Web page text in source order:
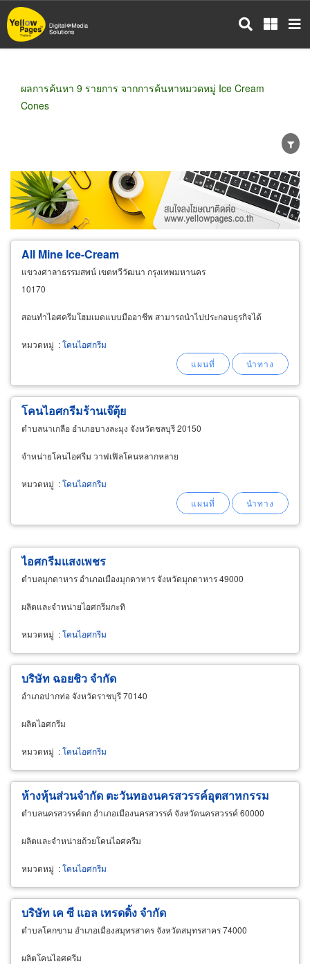
ข้าม
ไป
ผลการค้นหา 9 รายการ จากการค้นหาหมวดหมู่ Ice Cream
Cones
ขายส่ง ขายปลีก ผู้ผลิต
ตัวแทนจัดจำหน่าย
ผู้ส่งออก/นำเข้า
ธุรกิจบริการ
All Mine Ice-Cream
แขวงศาลาธรรมสพน์ เขตทวีวัฒนา กรุงเทพมหานคร
10170
สอนทำไอศครีมโฮมเมดแบบมืออาชีพ สามารถนำไปประกอบธุรกิจได้
หมวดหมู่ :โคนไอศกรีม
โคนไอศกรีมร้านเจ๊ตุ้ย
ตำบลนาเกลือ อำเภอบางละมุง จังหวัดชลบุรี 20150
จำหน่ายโคนไอศรีม วาฟเฟิลโคนหลากหลาย
หมวดหมู่ :โคนไอศกรีม
ไอศกรีมแสงเพชร
ตำบลมุกดาหาร อำเภอเมืองมุกดาหาร จังหวัดมุกดาหาร 49000
ผลิตและจำหน่ายไอศกรีมกะทิ
หมวดหมู่ :โคนไอศกรีม
บริษัท ฉอยชิว จำกัด
อำเภอปากท่อ จังหวัดราชบุรี 70140
ผลิตไอศกรีม
หมวดหมู่ :โคนไอศกรีม
ห้างหุ้นส่วนจำกัด ตะวันทองนครสวรรค์อุตสาหกรรม
ตำบลนครสวรรค์ตก อำเภอเมืองนครสวรรค์ จังหวัดนครสวรรค์ 60000
ผลิตและจำหน่ายถ้วยโคนไอศครีม
หมวดหมู่ :โคนไอศกรีม
บริษัท เค ซี แอล เทรดดิ้ง จำกัด
ตำบลโคกขาม อำเภอเมืองสมุทรสาคร จังหวัดสมุทรสาคร 74000
ผลิตโคนไอศครีม